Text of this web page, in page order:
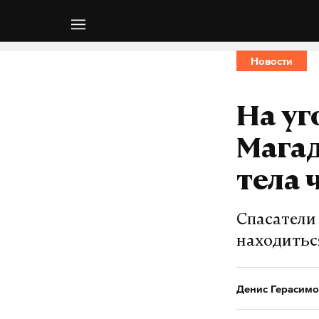
Новости
На
тела
Денис